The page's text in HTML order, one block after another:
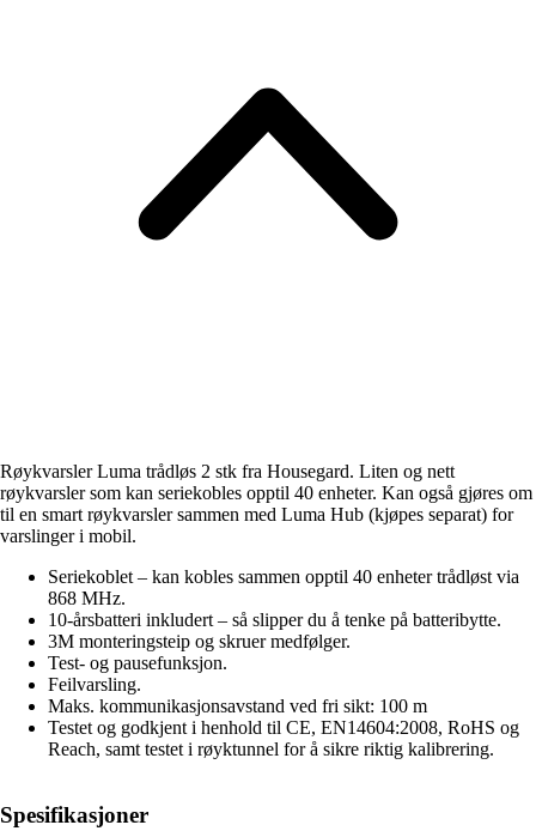
Røykvarsler Luma trådløs 2 stk fra Housegard. Liten og nett
røykvarsler som kan seriekobles opptil 40 enheter. Kan også gjøres om
til en smart røykvarsler sammen med Luma Hub (kjøpes separat) for
varslinger i mobil.
Seriekoblet – kan kobles sammen opptil 40 enheter trådløst via
868 MHz.
10-årsbatteri inkludert – så slipper du å tenke på batteribytte.
3M monteringsteip og skruer medfølger.
Test- og pausefunksjon.
Feilvarsling.
Maks. kommunikasjonsavstand ved fri sikt: 100 m
Testet og godkjent i henhold til CE, EN14604:2008, RoHS og
Reach, samt testet i røyktunnel for å sikre riktig kalibrering.
Spesifikasjoner